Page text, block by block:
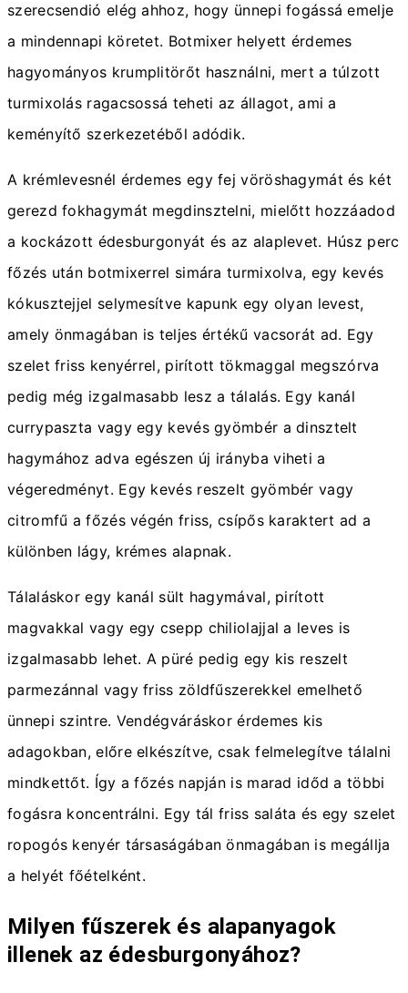
szerecsendió elég ahhoz, hogy ünnepi fogássá emelje
a mindennapi köretet. Botmixer helyett érdemes
hagyományos krumplitörőt használni, mert a túlzott
turmixolás ragacsossá teheti az állagot, ami a
keményítő szerkezetéből adódik.
A krémlevesnél érdemes egy fej vöröshagymát és két
gerezd fokhagymát megdinsztelni, mielőtt hozzáadod
a kockázott édesburgonyát és az alaplevet. Húsz perc
főzés után botmixerrel simára turmixolva, egy kevés
kókusztejjel selymesítve kapunk egy olyan levest,
amely önmagában is teljes értékű vacsorát ad. Egy
szelet friss kenyérrel, pirított tökmaggal megszórva
pedig még izgalmasabb lesz a tálalás. Egy kanál
currypaszta vagy egy kevés gyömbér a dinsztelt
hagymához adva egészen új irányba viheti a
végeredményt. Egy kevés reszelt gyömbér vagy
citromfű a főzés végén friss, csípős karaktert ad a
különben lágy, krémes alapnak.
Tálaláskor egy kanál sült hagymával, pirított
magvakkal vagy egy csepp chiliolajjal a leves is
izgalmasabb lehet. A püré pedig egy kis reszelt
parmezánnal vagy friss zöldfűszerekkel emelhető
ünnepi szintre. Vendégváráskor érdemes kis
adagokban, előre elkészítve, csak felmelegítve tálalni
mindkettőt. Így a főzés napján is marad időd a többi
fogásra koncentrálni. Egy tál friss saláta és egy szelet
ropogós kenyér társaságában önmagában is megállja
a helyét főételként.
Milyen fűszerek és alapanyagok
illenek az édesburgonyához?